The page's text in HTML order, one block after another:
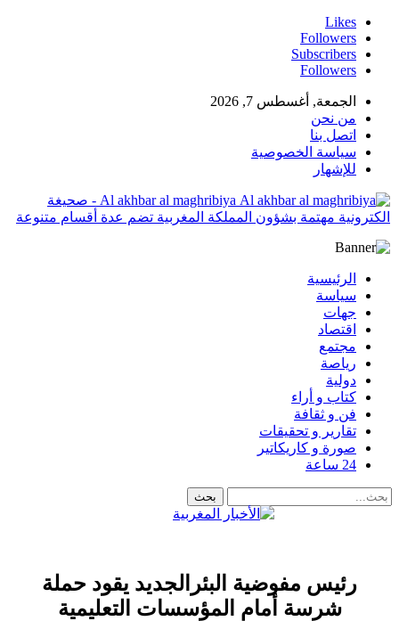
Likes
Followers
Subscribers
Followers
الجمعة, أغسطس 7, 2026
من نحن
اتصل بنا
سياسة الخصوصية
للإشهار
Al akhbar al maghribiya - صحيغة
الكترونية مهتمة بشؤون المملكة المغربية تضم عدة أقسام متنوعة
الرئيسية
سياسة
جهات
اقتصاد
مجتمع
رياصة
دولية
كتاب و أراء
فن و ثقافة
تقارير و تحقيقات
صورة و كاريكاتير
24 ساعة
رئيس مفوضية البئرالجديد يقود حملة
شرسة أمام المؤسسات التعليمية